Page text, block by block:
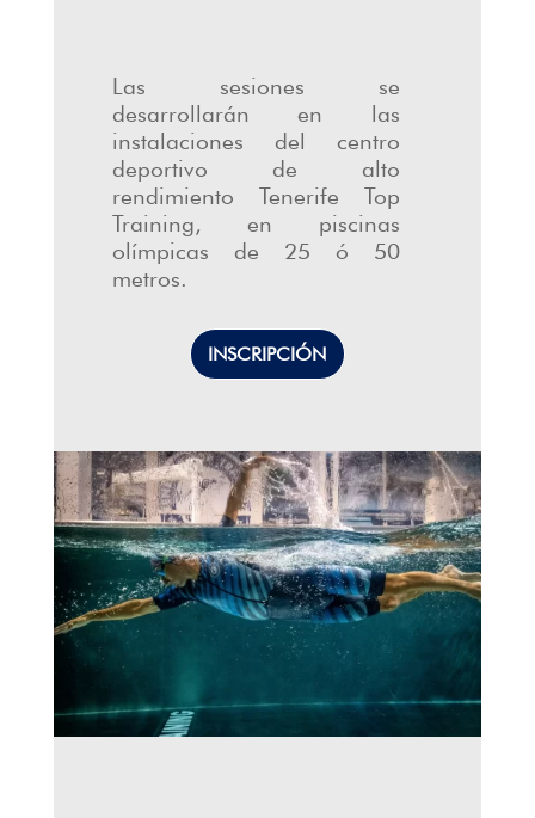
Las sesiones se
desarrollarán en las
instalaciones del centro
deportivo de alto
rendimiento Tenerife Top
Training, en piscinas
olímpicas de 25 ó 50
metros.
INSCRIPCIÓN